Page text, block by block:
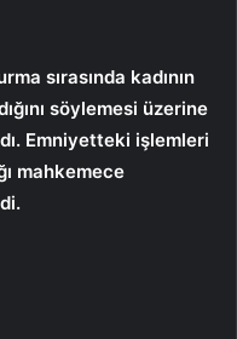
sırasında kadının
söylemesi üzerine
Emniyetteki işlemleri
mahkemece